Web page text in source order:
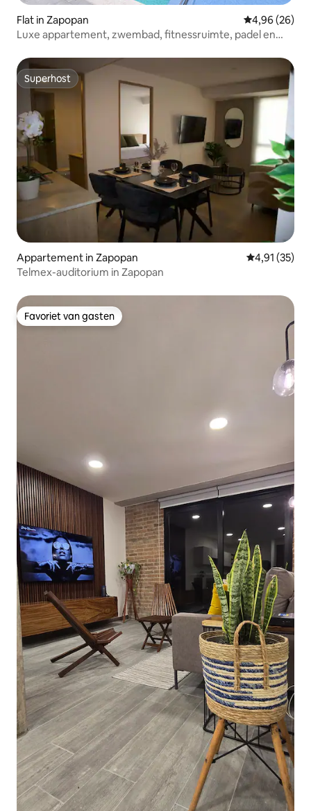
Flat in Zapopan Gemiddelde
4,96 (26)
Luxe appartement, zwembad, fitnessruimte, padel en
Superhost
Superhost
Appartement in Zapopan Gemiddelde
4,91 (35)
Telmex-auditorium in Zapopan
Favoriet van gasten
Favoriet van gasten